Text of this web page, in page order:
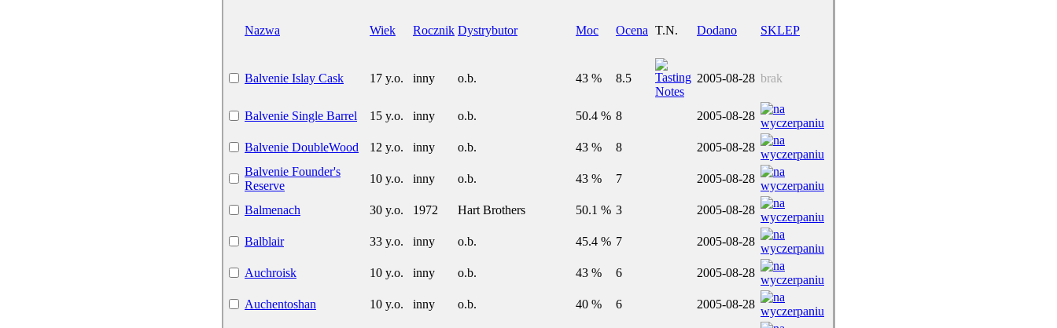
Nazwa Wiek Rocznik Dystrybutor Moc Ocena T.N. Dodano SKLEP
Balvenie Islay Cask 17 y.o. inny o.b. 43 % 8.5 2005-08-28 brak
Balvenie Single Barrel 15 y.o. inny o.b. 50.4 % 8 2005-08-28
Balvenie DoubleWood 12 y.o. inny o.b. 43 % 8
2005-08-28
Balvenie Founder's
Reserve
10 y.o. inny o.b. 43 % 7 2005-08-28
Balmenach 30 y.o. 1972 Hart Brothers 50.1 % 3 2005-08-28
Balblair 33 y.o. inny o.b. 45.4 % 7 2005-08-28
Auchroisk 10 y.o. inny o.b. 43 % 6 2005-08-28
Auchentoshan 10 y.o. inny o.b. 40 % 6 2005-08-28